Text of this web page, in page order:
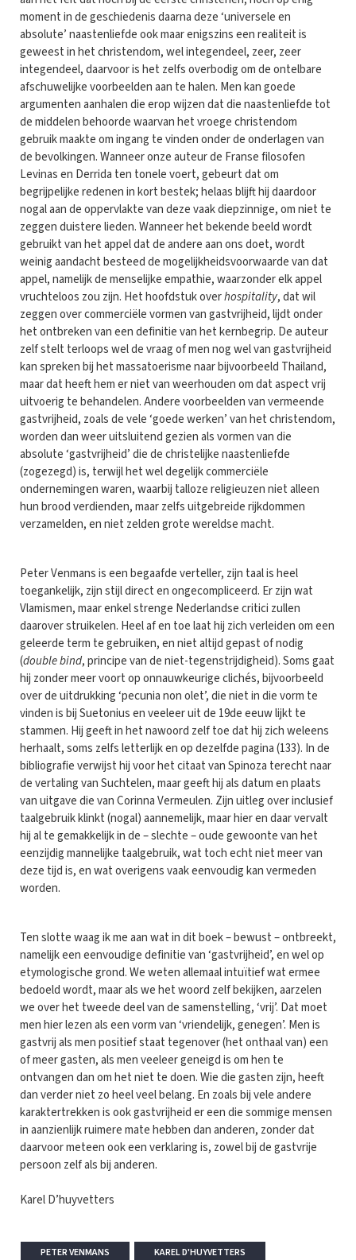
moment in de geschiedenis daarna deze ‘universele en
absolute’ naastenliefde ook maar enigszins een realiteit is
geweest in het christendom, wel integendeel, zeer, zeer
integendeel, daarvoor is het zelfs overbodig om de ontelbare
afschuwelijke voorbeelden aan te halen. Men kan goede
argumenten aanhalen die erop wijzen dat die naastenliefde tot
de middelen behoorde waarvan het vroege christendom
gebruik maakte om ingang te vinden onder de onderlagen van
de bevolkingen. Wanneer onze auteur de Franse filosofen
Levinas en Derrida ten tonele voert, gebeurt dat om
begrijpelijke redenen in kort bestek; helaas blijft hij daardoor
nogal aan de oppervlakte van deze vaak diepzinnige, om niet te
zeggen duistere lieden. Wanneer het bekende beeld wordt
gebruikt van het appel dat de andere aan ons doet, wordt
weinig aandacht besteed de mogelijkheidsvoorwaarde van dat
appel, namelijk de menselijke empathie, waarzonder elk appel
vruchteloos zou zijn. Het hoofdstuk overhospitality, dat wil
zeggen over commerciële vormen van gastvrijheid, lijdt onder
het ontbreken van een definitie van het kernbegrip. De auteur
zelf stelt terloops wel de vraag of men nog wel van gastvrijheid
kan spreken bij het massatoerisme naar bijvoorbeeld Thailand,
maar dat heeft hem er niet van weerhouden om dat aspect vrij
uitvoerig te behandelen. Andere voorbeelden van vermeende
gastvrijheid, zoals de vele ‘goede werken’ van het christendom,
worden dan weer uitsluitend gezien als vormen van die
absolute ‘gastvrijheid’ die de christelijke naastenliefde
(zogezegd) is, terwijl het wel degelijk commerciële
ondernemingen waren, waarbij talloze religieuzen niet alleen
hun brood verdienden, maar zelfs uitgebreide rijkdommen
verzamelden, en niet zelden grote wereldse macht.
Peter Venmans is een begaafde verteller, zijn taal is heel
toegankelijk, zijn stijl direct en ongecompliceerd. Er zijn wat
Vlamismen, maar enkel strenge Nederlandse critici zullen
daarover struikelen. Heel af en toe laat hij zich verleiden om een
geleerde term te gebruiken, en niet altijd gepast of nodig
(double bind, principe van de niet-tegenstrijdigheid). Soms gaat
hij zonder meer voort op onnauwkeurige clichés, bijvoorbeeld
over de uitdrukking ‘pecunia non olet’, die niet in die vorm te
vinden is bij Suetonius en veeleer uit de 19de eeuw lijkt te
stammen. Hij geeft in het nawoord zelf toe dat hij zich weleens
herhaalt, soms zelfs letterlijk en op dezelfde pagina (133). In de
bibliografie verwijst hij voor het citaat van Spinoza terecht naar
de vertaling van Suchtelen, maar geeft hij als datum en plaats
van uitgave die van Corinna Vermeulen. Zijn uitleg over inclusief
taalgebruik klinkt (nogal) aannemelijk, maar hier en daar vervalt
hij al te gemakkelijk in de – slechte – oude gewoonte van het
eenzijdig mannelijke taalgebruik, wat toch echt niet meer van
deze tijd is, en wat overigens vaak eenvoudig kan vermeden
worden.
Ten slotte waag ik me aan wat in dit boek – bewust – ontbreekt,
namelijk een eenvoudige definitie van ‘gastvrijheid’, en wel op
etymologische grond. We weten allemaal intuïtief wat ermee
bedoeld wordt, maar als we het woord zelf bekijken, aarzelen
we over het tweede deel van de samenstelling, ‘vrij’. Dat moet
men hier lezen als een vorm van ‘vriendelijk, genegen’. Men is
gastvrij als men positief staat tegenover (het onthaal van) een
of meer gasten, als men veeleer geneigd is om hen te
ontvangen dan om het niet te doen. Wie die gasten zijn, heeft
dan verder niet zo heel veel belang. En zoals bij vele andere
karaktertrekken is ook gastvrijheid er een die sommige mensen
in aanzienlijk ruimere mate hebben dan anderen, zonder dat
daarvoor meteen ook een verklaring is, zowel bij de gastvrije
persoon zelf als bij anderen.
Karel D’huyvetters
PETER VENMANS
KAREL D'HUYVETTERS